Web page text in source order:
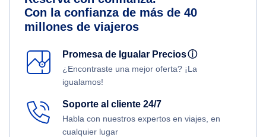
Con la confianza de más de 40
millones de viajeros
Promesa de Igualar Preciosⓘ
¿Encontraste una mejor oferta? ¡La
igualamos!
Soporte al cliente 24/7
Habla con nuestros expertos en viajes, en
cualquier lugar